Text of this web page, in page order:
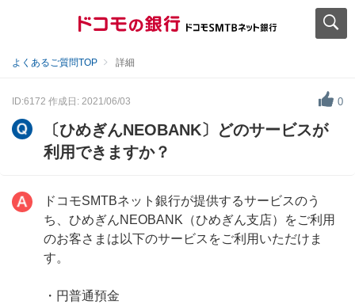
よくあるご質問TOP 詳細
ID:6172 作成日: 2021/06/03 0
〔ひめぎんNEOBANK〕どのサービスが
利用できますか？
ドコモSMTBネット銀行が提供するサービスのう
ち、ひめぎんNEOBANK（ひめぎん支店）をご利用
のお客さまは以下のサービスをご利用いただけま
す。
・円普通預金